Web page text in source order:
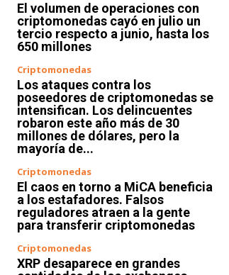
El volumen de operaciones con
criptomonedas cayó en julio un
tercio respecto a junio, hasta los
650 millones
Criptomonedas
Los ataques contra los
poseedores de criptomonedas se
intensifican. Los delincuentes
robaron este año más de 30
millones de dólares, pero la
mayoría de...
Criptomonedas
El caos en torno a MiCA beneficia
a los estafadores. Falsos
reguladores atraen a la gente
para transferir criptomonedas
Criptomonedas
XRP desaparece en grandes